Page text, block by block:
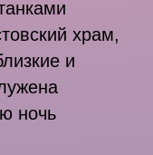
храм,
и
ночь